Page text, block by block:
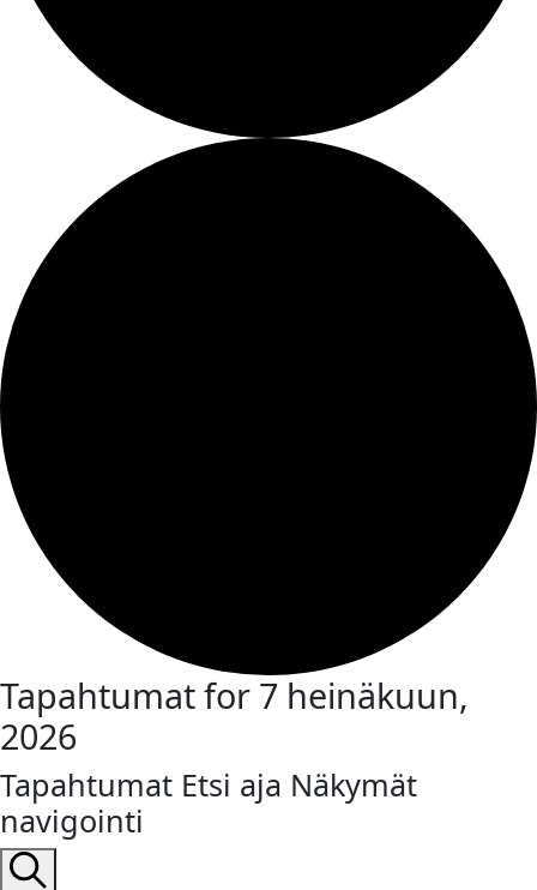
Tapahtumat for 7 heinäkuun,
2026
Tapahtumat Etsi aja Näkymät
navigointi